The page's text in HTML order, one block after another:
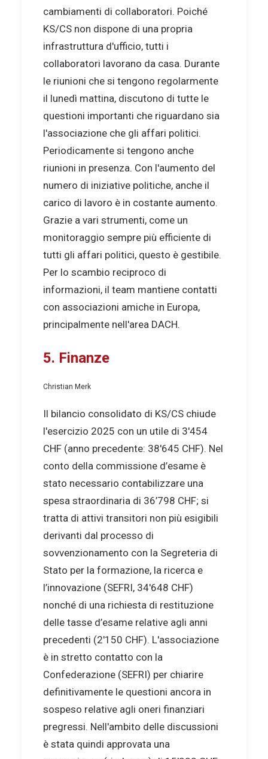
cambiamenti di collaboratori. Poiché
KS/CS non dispone di una propria
infrastruttura d'ufficio, tutti i
collaboratori lavorano da casa. Durante
le riunioni che si tengono regolarmente
il lunedì mattina, discutono di tutte le
questioni importanti che riguardano sia
l'associazione che gli affari politici.
Periodicamente si tengono anche
riunioni in presenza. Con l'aumento del
numero di iniziative politiche, anche il
carico di lavoro è in costante aumento.
Grazie a vari strumenti, come un
monitoraggio sempre più efficiente di
tutti gli affari politici, questo è gestibile.
Per lo scambio reciproco di
informazioni, il team mantiene contatti
con associazioni amiche in Europa,
principalmente nell'area DACH.
5. Finanze
Christian Merk
Il bilancio consolidato di KS/CS chiude
l'esercizio 2025 con un utile di 3'454
CHF (anno precedente: 38'645 CHF). Nel
conto della commissione d’esame è
stato necessario contabilizzare una
spesa straordinaria di 36’798 CHF; si
tratta di attivi transitori non più esigibili
derivanti dal processo di
sovvenzionamento con la Segreteria di
Stato per la formazione, la ricerca e
l’innovazione (SEFRI, 34'648 CHF)
nonché di una richiesta di restituzione
delle tasse d’esame relative agli anni
precedenti (2'150 CHF). L'associazione
è in stretto contatto con la
Confederazione (SEFRI) per chiarire
definitivamente le questioni ancora in
sospeso relative agli oneri finanziari
pregressi. Nell'ambito delle discussioni
è stata quindi approvata una